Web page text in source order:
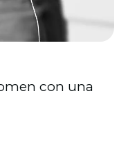
con una